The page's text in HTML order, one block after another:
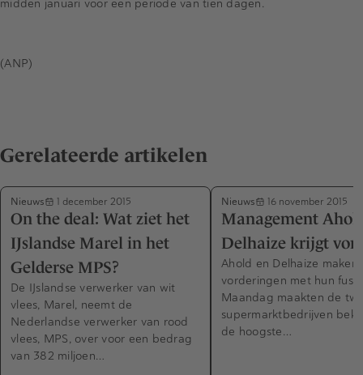
midden januari voor een periode van tien dagen.
(ANP)
Gerelateerde artikelen
Nieuws 1 december 2015
On the deal: Wat ziet het
IJslandse Marel in het
Gelderse MPS?
De IJslandse verwerker van wit
vlees, Marel, neemt de
Nederlandse verwerker van rood
vlees, MPS, over voor een bedrag
van 382 miljoen…
Nieuws 16 november 2015
Management
Delhaize krijgt
Ahold en Delhaize maken
vorderingen met hun
Maandag maakten de
supermarktbedrijven
de hoogste…